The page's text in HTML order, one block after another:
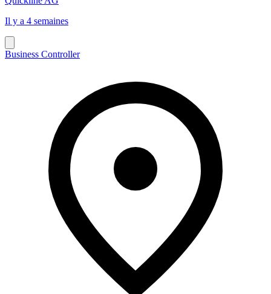
Il y a 4 semaines
Business Controller